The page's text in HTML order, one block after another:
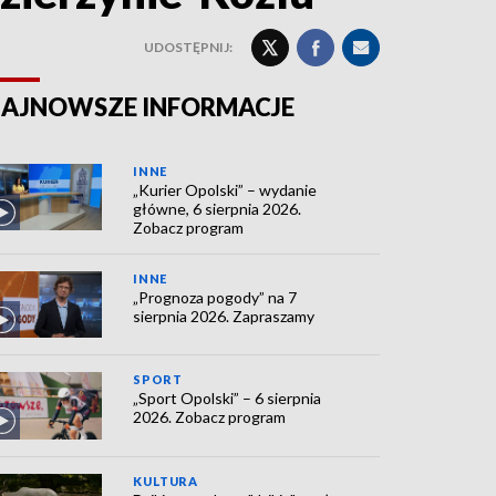
UDOSTĘPNIJ:
INFORMACJE
INNE
„Kurier Opolski” – wydanie
główne, 6 sierpnia 2026.
Zobacz program
INNE
„Prognoza pogody” na 7
sierpnia 2026. Zapraszamy
SPORT
„Sport Opolski” – 6 sierpnia
2026. Zobacz program
KULTURA